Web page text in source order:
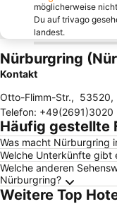
möglicherweise
Du auf trivago
landest.
Nürburgring
Kontakt
Otto-Flimm-Str., 53520,
Telefon: +49(2691)3020
Häufig gestellte
Was macht Nürburgring
Welche Unterkünfte gibt
Welche anderen
Nürburgring?
Weitere Top